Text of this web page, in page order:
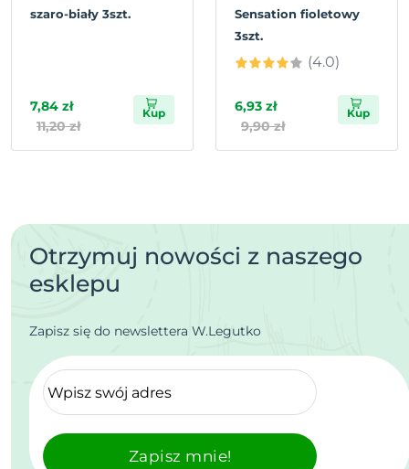
szaro-biały 3szt.
7,84 zł
11,20 zł
Kup
Sensation fioletowy
3szt.
(4.0)
6,93 zł
9,90 zł
Kup
Otrzymuj nowości z naszego
esklepu
Zapisz się do newslettera W.Legutko
Zapisz mnie!